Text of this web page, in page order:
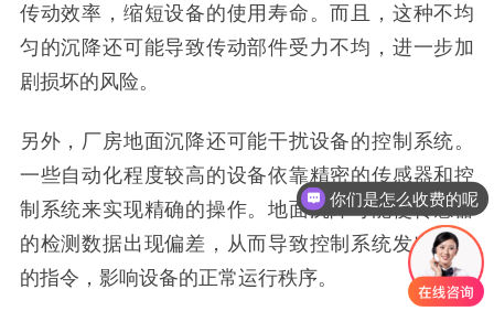
传动效率，缩短设备的使用寿命。而且，这种不均
匀的沉降还可能导致传动部件受力不均，进一步加
剧损坏的风险。
另外， 厂房地面沉降还可能干扰设备的控制系统。
一些自动化程度较高的设备依靠精密的传感器和控
制系统来实现精确的操作。地面沉降可能使传感器
的检测数据出现偏差，从而导致控制系统发出错误
的指令，影响设备的正常运行秩序。
你们是怎么收费的呢